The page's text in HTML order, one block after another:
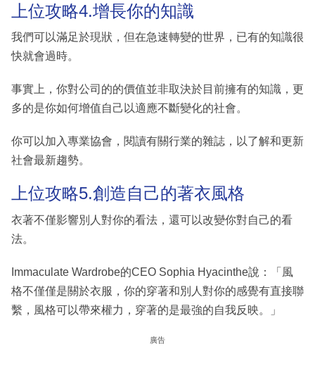
上位攻略4.增長你的知識
我們可以滿足於現狀，但在急速轉變的世界，已有的知識很
快就會過時。
事實上，你對公司的的價值並非取決於目前擁有的知識，更
多的是你如何增值自己以適應不斷變化的社會。
你可以加入專業協會，閱讀有關行業的雜誌，以了解和更新
社會最新趨勢。
上位攻略5.創造自己的著衣風格
衣著不僅影響別人對你的看法，還可以改變你對自己的看
法。
Immaculate Wardrobe的CEO Sophia Hyacinthe說：「風
格不僅僅是關於衣服，你的穿著和別人對你的感覺有直接聯
繫，風格可以帶來權力，穿著的是最強的自我反映。」
廣告